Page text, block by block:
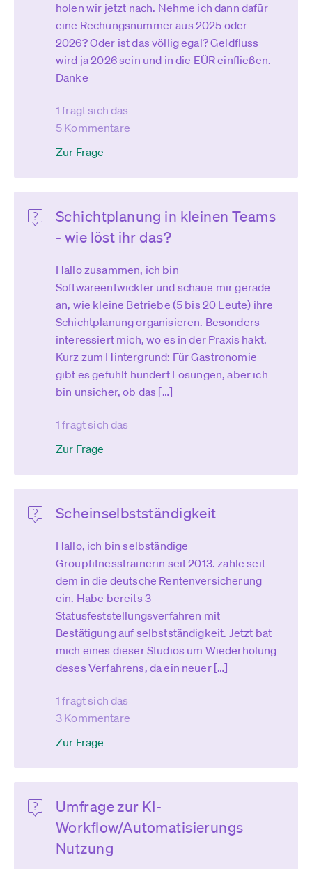
holen wir jetzt nach. Nehme ich dann dafür
eine Rechungsnummer aus 2025 oder
2026? Oder ist das völlig egal? Geldfluss
wird ja 2026 sein und in die EÜR einfließen.
Danke
1 fragt sich das
5 Kommentare
Zur Frage
Schichtplanung in kleinen Teams
- wie löst ihr das?
Hallo zusammen, ich bin
Softwareentwickler und schaue mir gerade
an, wie kleine Betriebe (5 bis 20 Leute) ihre
Schichtplanung organisieren. Besonders
interessiert mich, wo es in der Praxis hakt.
Kurz zum Hintergrund: Für Gastronomie
gibt es gefühlt hundert Lösungen, aber ich
bin unsicher, ob das […]
1 fragt sich das
Zur Frage
Scheinselbstständigkeit
Hallo, ich bin selbständige
Groupfitnesstrainerin seit 2013. zahle seit
dem in die deutsche Rentenversicherung
ein. Habe bereits 3
Statusfeststellungsverfahren mit
Bestätigung auf selbstständigkeit. Jetzt bat
mich eines dieser Studios um Wiederholung
deses Verfahrens, da ein neuer […]
1 fragt sich das
3 Kommentare
Zur Frage
Umfrage zur KI-
Workflow/Automatisierungs
Nutzung